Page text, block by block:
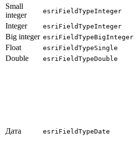
Small
integer
esriFieldTypeInteger
Integer esriFieldTypeInteger
Big integer esriFieldTypeBigInteger
Float esriFieldTypeSingle
Double esriFieldTypeDouble
Дата esriFieldTypeDate